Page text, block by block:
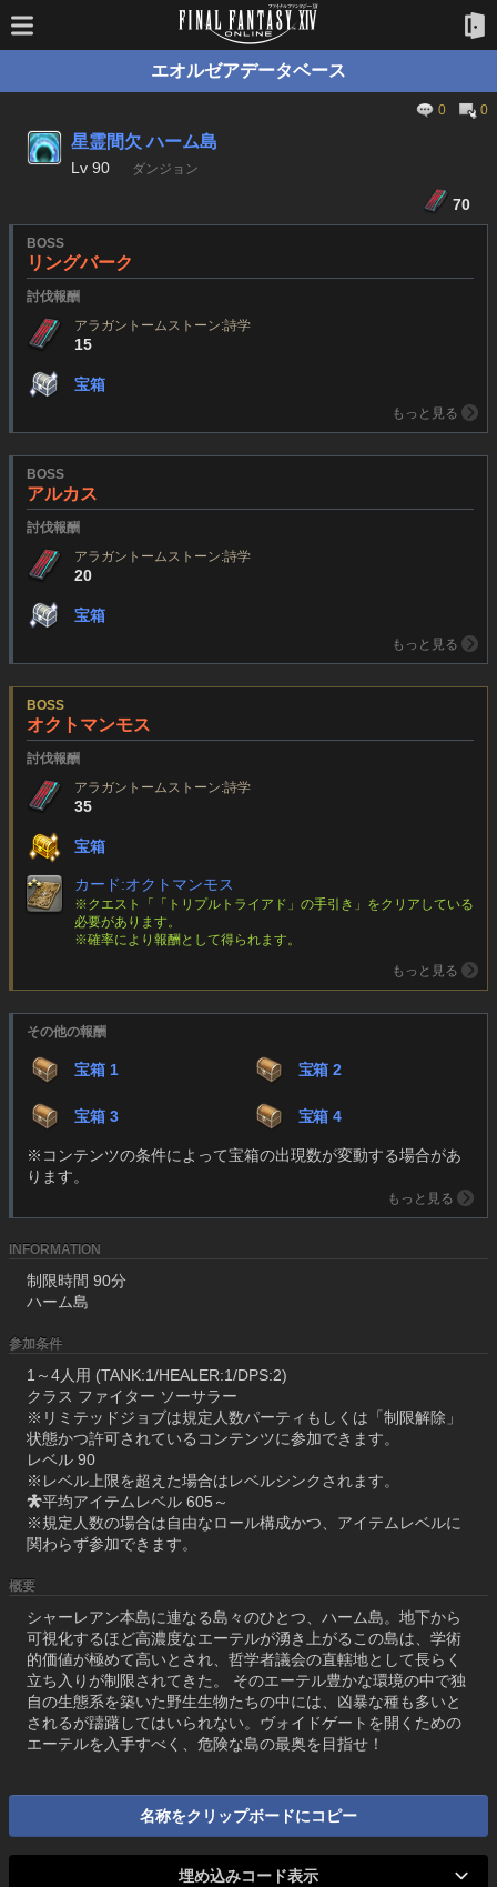
エオルゼアデータベース
0 0
星霊間欠 ハーム島
Lv 90 ダンジョン
70
BOSS
リングバーク
討伐報酬
アラガントームストーン:詩学
15
宝箱
もっと見る
BOSS
アルカス
討伐報酬
アラガントームストーン:詩学
20
宝箱
もっと見る
BOSS
オクトマンモス
討伐報酬
アラガントームストーン:詩学
35
宝箱
カード:オクトマンモス
※クエスト「「トリプルトライアド」の手引き」をクリアしている
必要があります。
※確率により報酬として得られます。
もっと見る
その他の報酬
宝箱 1 宝箱 2
宝箱 3 宝箱 4
※コンテンツの条件によって宝箱の出現数が変動する場合があ
ります。
もっと見る
INFORMATION
制限時間 90分
ハーム島
参加条件
1～4人用 (TANK:1/HEALER:1/DPS:2)
クラス ファイター ソーサラー
※リミテッドジョブは規定人数パーティもしくは「制限解除」
状態かつ許可されているコンテンツに参加できます。
レベル 90
※レベル上限を超えた場合はレベルシンクされます。
平均アイテムレベル 605～
※規定人数の場合は自由なロール構成かつ、アイテムレベルに
関わらず参加できます。
概要
シャーレアン本島に連なる島々のひとつ、ハーム島。地下から
可視化するほど高濃度なエーテルが湧き上がるこの島は、学術
的価値が極めて高いとされ、哲学者議会の直轄地として長らく
立ち入りが制限されてきた。 そのエーテル豊かな環境の中で独
自の生態系を築いた野生生物たちの中には、凶暴な種も多いと
されるが躊躇してはいられない。ヴォイドゲートを開くための
エーテルを入手すべく、危険な島の最奥を目指せ！
名称をクリップボードにコピー
埋め込みコード表示